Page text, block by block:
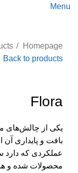
Menu
Homepage
Back to products
Flora
یکی از چالش‌های
عملکردی که دارد
محصولات شده و